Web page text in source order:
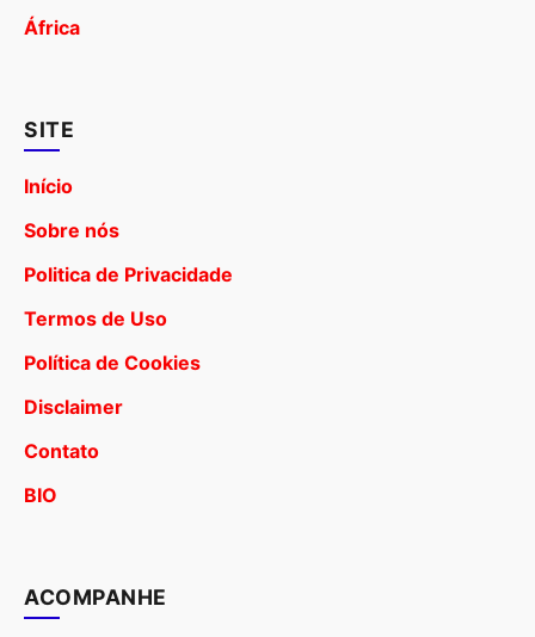
África
SITE
Início
Sobre nós
Politica de Privacidade
Termos de Uso
Política de Cookies
Disclaimer
Contato
BIO
ACOMPANHE